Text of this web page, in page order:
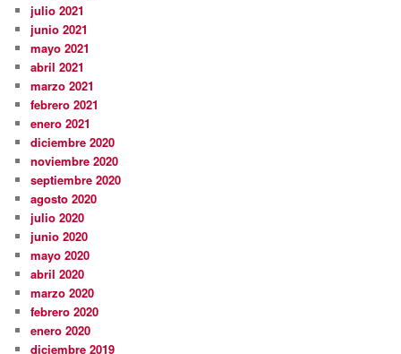
julio 2021
junio 2021
mayo 2021
abril 2021
marzo 2021
febrero 2021
enero 2021
diciembre 2020
noviembre 2020
septiembre 2020
agosto 2020
julio 2020
junio 2020
mayo 2020
abril 2020
marzo 2020
febrero 2020
enero 2020
diciembre 2019